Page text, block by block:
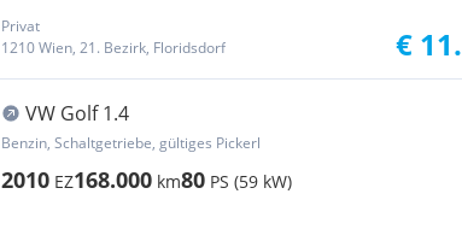
Privat
1210 Wien, 21. Bezirk, Floridsdorf
€
VW Golf 1.4
Benzin, Schaltgetriebe, gültiges Pickerl
2010 EZ168.000 km80 PS (59 kW)